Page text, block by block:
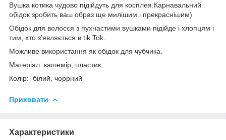
Вушка котика чудово підійдуть для косплея.Карнавальний
обідок зробить ваш образ ще милішим і прекраснішим)
Обідок для волосся з пухнастими вушками підійде і хлопцям і
тим, хто з'являється в tik Tok.
Можливе використання як обідок для чубчика.
Матеріал: кашемір, пластик;
Колір: білий, чоррний
Приховати
Характеристики